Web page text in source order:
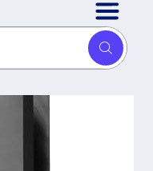
para UPO33-100